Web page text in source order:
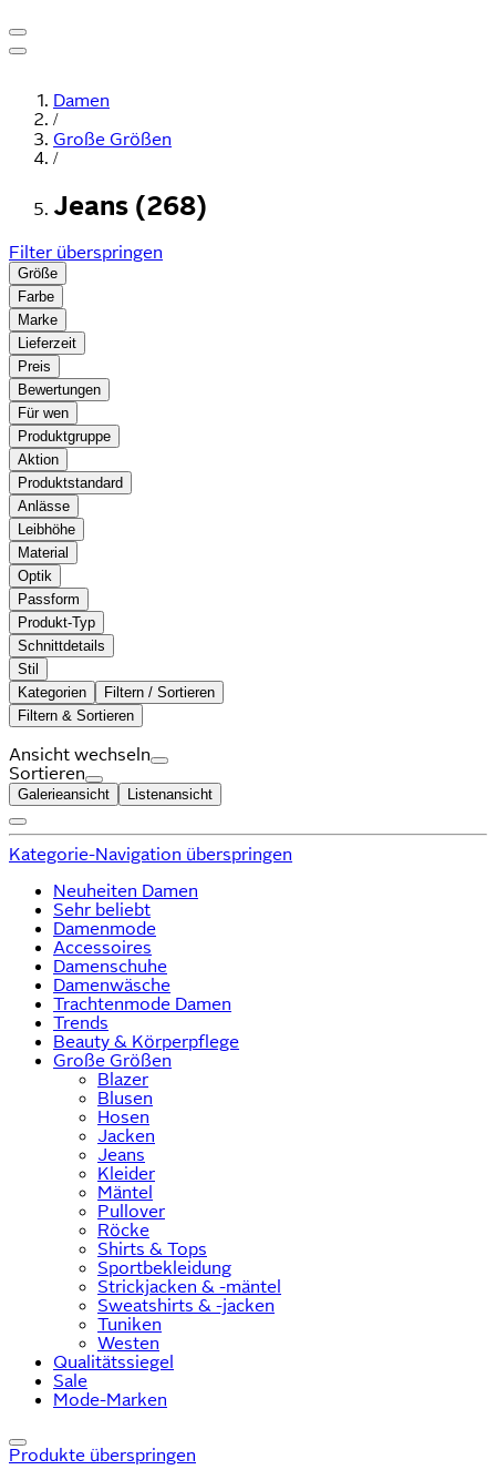
Damen
/
Große Größen
/
Jeans (268)
Filter überspringen
Größe
Farbe
Marke
Lieferzeit
Preis
Bewertungen
Für wen
Produktgruppe
Aktion
Produktstandard
Anlässe
Leibhöhe
Material
Optik
Passform
Produkt-Typ
Schnittdetails
Stil
Kategorien
Filtern / Sortieren
Filtern & Sortieren
Ansicht wechseln
Sortieren
Galerieansicht Listenansicht
Kategorie-Navigation überspringen
Neuheiten Damen
Sehr beliebt
Damenmode
Accessoires
Damenschuhe
Damenwäsche
Trachtenmode Damen
Trends
Beauty & Körperpflege
Große Größen
Blazer
Blusen
Hosen
Jacken
Jeans
Kleider
Mäntel
Pullover
Röcke
Shirts & Tops
Sportbekleidung
Strickjacken & -mäntel
Sweatshirts & -jacken
Tuniken
Westen
Qualitätssiegel
Sale
Mode-Marken
Produkte überspringen